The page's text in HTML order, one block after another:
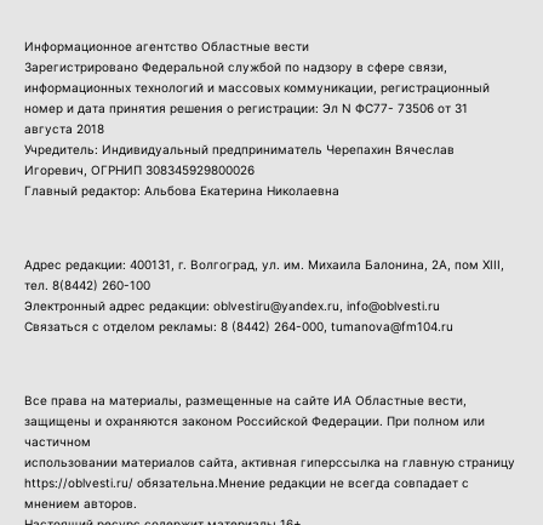
Информационное агентство Областные вести
Зарегистрировано Федеральной службой по надзору в сфере связи,
информационных технологий и массовых коммуникации, регистрационный
номер и дата принятия решения о регистрации: Эл N ФС77- 73506 от 31
августа 2018
Учредитель: Индивидуальный предприниматель Черепахин Вячеслав
Игоревич, ОГРНИП 308345929800026
Главный редактор: Альбова Екатерина Николаевна
Адрес редакции: 400131, г. Волгоград, ул. им. Михаила Балонина, 2А, пом XIII,
тел. 8(8442) 260-100
Электронный адрес редакции: oblvestiru@yandex.ru, info@oblvesti.ru
Связаться с отделом рекламы: 8 (8442) 264-000 , tumanova@fm104.ru
Все права на материалы, размещенные на сайте ИА Областные вести,
защищены и охраняются законом Российской Федерации. При полном или
частичном
использовании материалов сайта, активная гиперссылка на главную страницу
https://oblvesti.ru/ обязательна.Мнение редакции не всегда совпадает с
мнением авторов.